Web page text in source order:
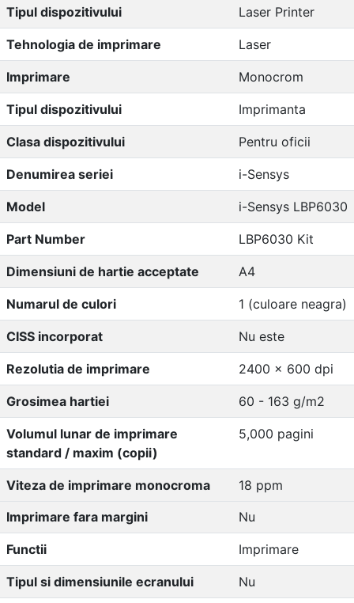
Tipul dispozitivului Laser Printer
Tehnologia de imprimare Laser
Imprimare Monocrom
Tipul dispozitivului Imprimanta
Clasa dispozitivului Pentru oficii
Denumirea seriei i-Sensys
Model i-Sensys LBP6030
Part Number LBP6030 Kit
Dimensiuni de hartie acceptate A4
Numarul de culori 1 (culoare neagra)
CISS incorporat Nu este
Rezolutia de imprimare 2400 x 600 dpi
Grosimea hartiei 60 - 163 g/m2
Volumul lunar de imprimare
standard / maxim (copii)
5,000 pagini
Viteza de imprimare monocroma
18 ppm
Imprimare fara margini
Nu
Functii Imprimare
Tipul si dimensiunile ecranului Nu